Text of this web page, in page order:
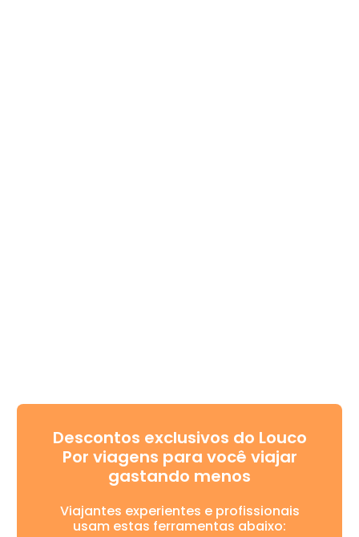
Descontos exclusivos do Louco
Por viagens para você viajar
gastando menos
Viajantes experientes e profissionais
usam estas ferramentas abaixo: